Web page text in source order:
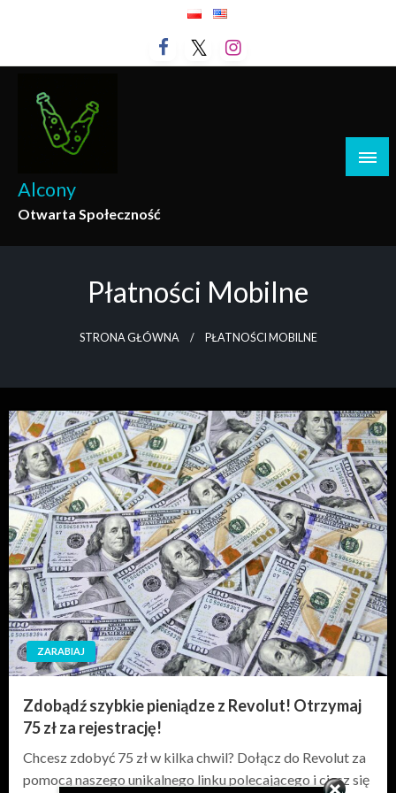
Alcony
Otwarta Społeczność
Płatności Mobilne
STRONA GŁÓWNA PŁATNOŚCI MOBILNE
ZARABIAJ
Zdobądź szybkie pieniądze z Revolut! Otrzymaj
75 zł za rejestrację!
Chcesz zdobyć 75 zł w kilka chwil? Dołącz do Revolut za
pomocą naszego unikalnego linku polecającego i ciesz się